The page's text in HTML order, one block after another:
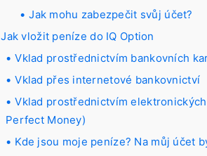
Jak mohu zabezpečit svůj účet?
Jak vložit peníze do IQ Option
Vklad prostřednictvím bankovních
Vklad přes internetové bankovnictví
Vklad prostřednictvím
Perfect Money)
Kde jsou moje peníze? Na můj účet